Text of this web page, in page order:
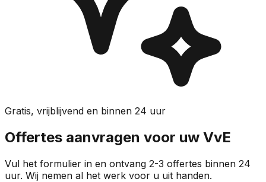
Gratis, vrijblijvend en binnen 24 uur
Offertes aanvragen voor uw VvE
Vul het formulier in en ontvang 2-3 offertes binnen 24
uur. Wij nemen al het werk voor u uit handen.